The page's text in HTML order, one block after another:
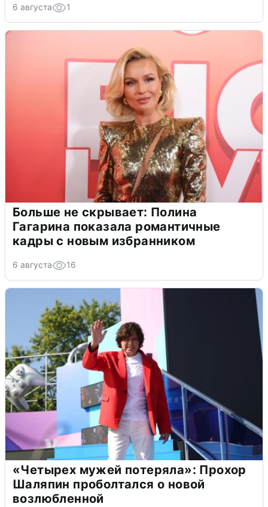
6 августа 1
Больше не скрывает: Полина
Гагарина показала романтичные
кадры с новым избранником
6 августа 16
«Четырех мужей потеряла»: Прохор
Шаляпин проболтался о новой
возлюбленной